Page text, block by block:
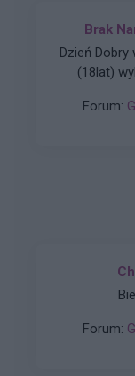
Brak
Dzień
(18lat)
plastyka
Forum:
Forum: